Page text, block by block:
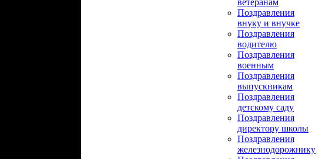
ветеранам
Поздравления
внуку и внучке
Поздравления
водителю
Поздравления
военным
Поздравления
выпускникам
Поздравления
детскому саду
Поздравления
директору школы
Поздравления
железнодорожнику